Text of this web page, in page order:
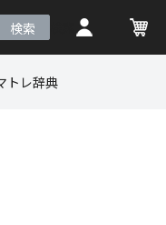
トレ辞典